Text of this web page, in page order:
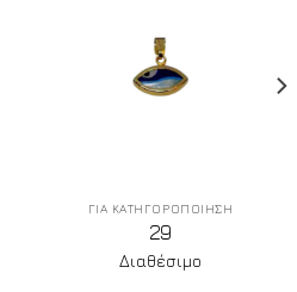
ΓΙΑ ΚΑΤΗΓΟΡΟΠΟΙΗΣΗ
29
Διαθέσιμο